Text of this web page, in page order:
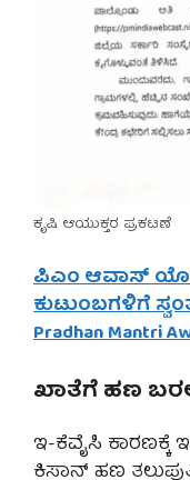
ಕೃಷಿ ಆಯುಕ್ತರ ಪ್ರಕಟಣೆ
ಪಿಎಂ ಆವಾಸ್
ಕುಟುಂಬಗಳಿಗೆ
Pradhan Mantri
ಖಾತೆಗೆ ಹಣ
ಇ-ಕೆವೈಸಿ ಕಾರಣಕ್ಕೆ
ಕಿಸಾನ್ ಹಣ